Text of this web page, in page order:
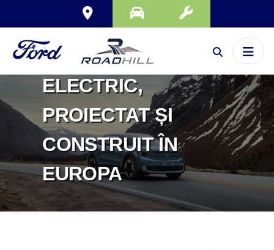
NOUL EXPLORER
ESTE COMPLET
ELECTRIC,
PROIECTAT ȘI
CONSTRUIT ÎN
EUROPA